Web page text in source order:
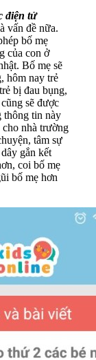
điện tử
vấn đề nữa.
bố mẹ
của con ở
Bố mẹ sẽ
hôm nay trẻ
bị đau bụng,
sẽ được
thông tin này
nhà trường
tâm sự
gắn kết
coi bố mẹ
bố mẹ hơn